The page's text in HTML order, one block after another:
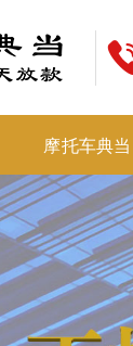
摩托车典当